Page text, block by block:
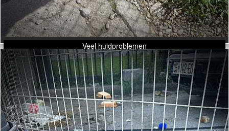
Veel huidproblemen